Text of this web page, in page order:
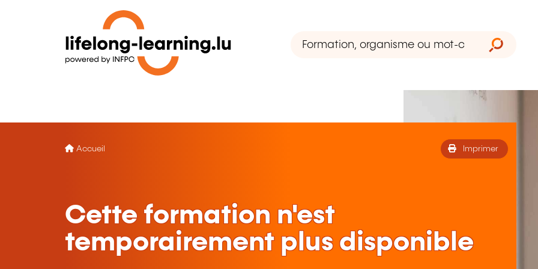
Accueil Imprimer
Cette formation n'est
temporairement plus disponible